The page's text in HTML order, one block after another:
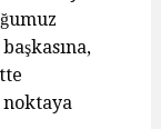
noktaya